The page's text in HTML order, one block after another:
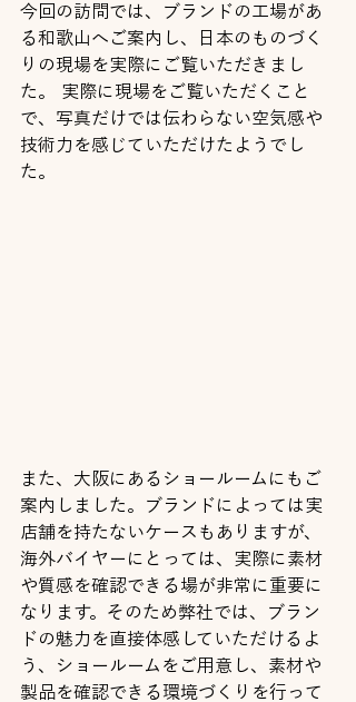
今回の訪問では、ブランドの工場があ
る和歌山へご案内し、日本のものづく
りの現場を実際にご覧いただきまし
た。 実際に現場をご覧いただくこと
で、写真だけでは伝わらない空気感や
技術力を感じていただけたようでし
た。
また、大阪にあるショールームにもご
案内しました。ブランドによっては実
店舗を持たないケースもありますが、
海外バイヤーにとっては、実際に素材
や質感を確認できる場が非常に重要に
なります。そのため弊社では、ブラン
ドの魅力を直接体感していただけるよ
う、ショールームをご用意し、素材や
製品を確認できる環境づくりを行って